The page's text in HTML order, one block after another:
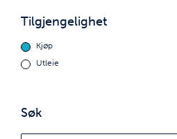
Tilgjengelighet
Kjøp
Utleie
Søk